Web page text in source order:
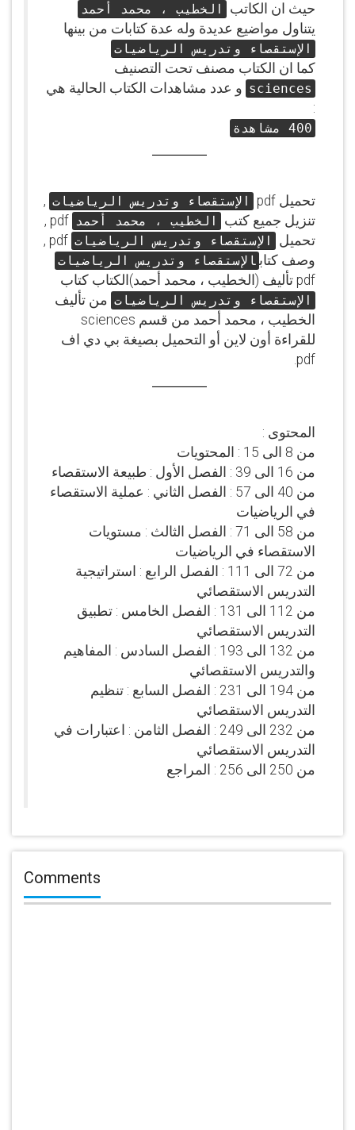
حيث ان الكاتب الخطيب ، محمد أحمد
يتناول مواضيع عديدة وله عدة كتابات من بينها
الإستقصاء وتدريس الرياضيات
كما ان الكتاب مصنف تحت التصنيف
sciences و عدد مشاهدات الكتاب الحالية هي
:
400 مشاهدة
تحميل pdf الإستقصاء وتدريس الرياضيات ,
تنزيل جميع كتب
الخطيب ، محمد أحمد
pdf ,
تحميل
الإستقصاء وتدريس الرياضيات
pdf ,
وصف كتاب الإستقصاء وتدريس الرياضيات
pdf تأليف (الخطيب ، محمد أحمد)الكتاب كتاب
الإستقصاء وتدريس الرياضيات من تأليف
الخطيب ، محمد أحمد من قسم sciences
للقراءة أون لاين أو التحميل بصيغة بي دي اف
pdf.
المحتوى :
من 8 الى 15 : المحتويات
من 16 الى 39 : الفصل الأول : طبيعة الاستقصاء
من 40 الى 57 : الفصل الثاني : عملية الاستقصاء
في الرياضيات
من 58 الى 71 : الفصل الثالث : مستويات
الاستقصاء في الرياضيات
من 72 الى 111 : الفصل الرابع : استراتيجية
التدريس الاستقصائي
من 112 الى 131 : الفصل الخامس : تطبيق
التدريس الاستقصائي
من 132 الى 193 : الفصل السادس : المفاهيم
والتدريس الاستقصائي
من 194 الى 231 : الفصل السابع : تنظيم
التدريس الاستقصائي
من 232 الى 249 : الفصل الثامن : اعتبارات في
التدريس الاستقصائي
من 250 الى 256 : المراجع
Comments